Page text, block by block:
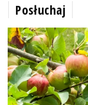
Posłuchaj